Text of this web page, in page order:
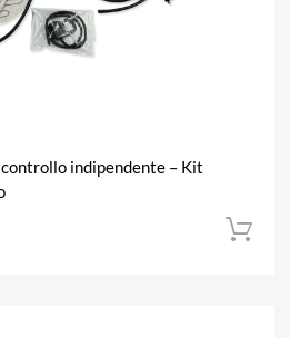
indipendente – Kit